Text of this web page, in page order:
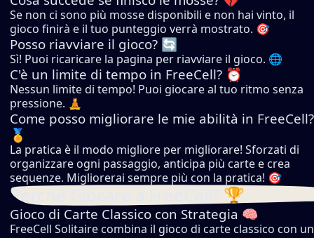
Se non ci sono più mosse disponibili e non hai vinto, il
gioco finirà e il tuo punteggio verrà mostrato. 🎯
Posso riavviare il gioco? 🔄
Sì! Puoi ricaricare la pagina per riavviare il gioco. 🌐
C'è un limite di tempo in FreeCell? ⏰
Nessun limite di tempo! Puoi giocare al tuo ritmo senza
pressione. 🧘
Come posso migliorare le mie abilità in FreeCell?
🏅
La pratica è il modo migliore per migliorare! Sforzati di
organizzare ogni passaggio, anticipa più carte e crea
sequenze. Migliorerai sempre più con la pratica! 🎯
Perché Giocare a FreeCell? 🏆
Gioco di Carte Classico con Strategia 🧠
FreeCell Solitaire combina il gioco di carte classico con